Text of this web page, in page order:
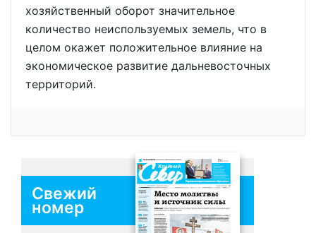
хозяйственный оборот значительное
количество неиспользуемых земель, что в
целом окажет положительное влияние на
экономическое развитие дальневосточных
территорий.
Свежий
номер